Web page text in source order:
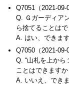
Q7051（2021-09-
Q. Ｇガーディア
ら捨てることは
A. はい、できます
Q7050（2021-09-
Q. “山札を上から
ことはできますか
A. いいえ、できま